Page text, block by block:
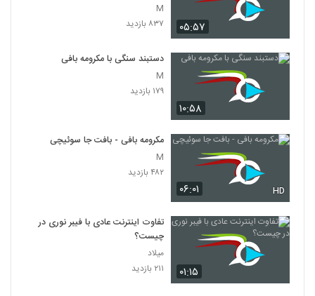
۰۵:۵۷
M
۸۳۷ بازدید
۱۰:۵۸
دستبند سنگی با مکرومه بافی
M
۱۷۹ بازدید
۰۶:۰۱ HD
مکرومه بافی - بافت جا سوئیچی
M
۴۸۲ بازدید
۰۱:۱۵
تفاوت اینترنت عادی با فیبر نوری در
چیست؟
میلاد
۲۱۱ بازدید